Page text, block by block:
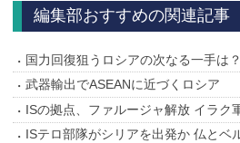
編集部おすすめの関連記事
国力回復狙うロシアの次なる一手は？
武器輸出でASEANに近づくロシア
ISの拠点、ファルージャ解放 イラク
ISテロ部隊がシリアを出発か 仏とベ